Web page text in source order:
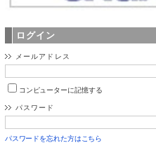
ログイン
メールアドレス
コンピューターに記憶する
パスワード
パスワードを忘れた方はこちら